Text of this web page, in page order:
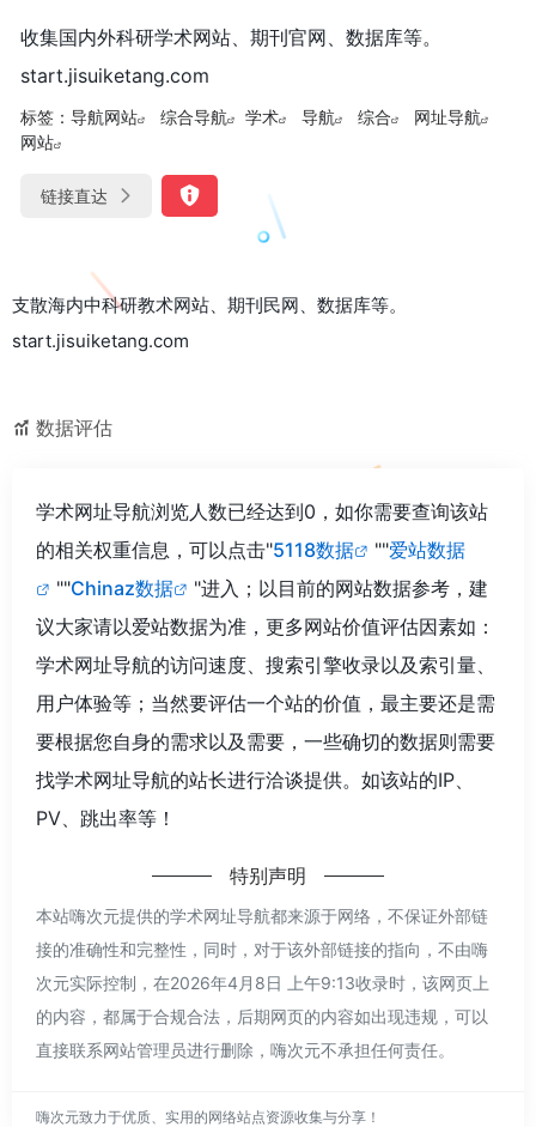
收集国内外科研学术网站、期刊官网、数据库等。
start.jisuiketang.com
标签： 导航网站 综合导航 学术 导航 综合
网址导航
网站
链接直达
支散海内中科研教术网站、期刊民网、数据库等。
start.jisuiketang.com
数据评估
学术网址导航浏览人数已经达到0，如你需要查询该站
的相关权重信息，可以点击"5118数据 ""爱站数据
""Chinaz数据
"进入；以目前的网站数据参考，建
议大家请以爱站数据为准，更多网站价值评估因素如：
学术网址导航的访问速度、搜索引擎收录以及索引量、
用户体验等；当然要评估一个站的价值，最主要还是需
要根据您自身的需求以及需要，一些确切的数据则需要
找学术网址导航的站长进行洽谈提供。如该站的IP、
PV、跳出率等！
特别声明
本站嗨次元提供的学术网址导航都来源于网络，不保证外部链
接的准确性和完整性，同时，对于该外部链接的指向，不由嗨
次元实际控制，在2026年4月8日 上午9:13收录时，该网页上
的内容，都属于合规合法，后期网页的内容如出现违规，可以
直接联系网站管理员进行删除，嗨次元不承担任何责任。
嗨次元致力于优质、实用的网络站点资源收集与分享！